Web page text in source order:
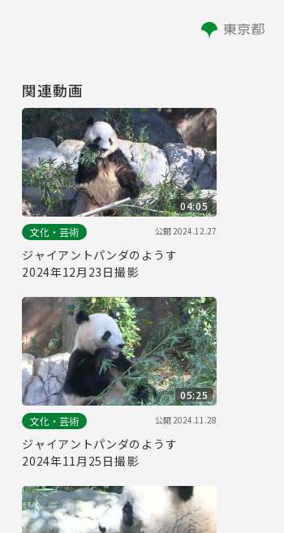
関連動画
04:05
文化・芸術
公開2024.12.27
ジャイアントパンダのようす
2024年12月23日撮影
05:25
文化・芸術
公開2024.11.28
ジャイアントパンダのようす
2024年11月25日撮影